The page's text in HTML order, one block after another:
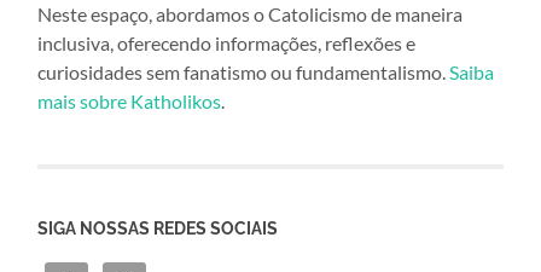
Neste espaço, abordamos o Catolicismo de maneira
inclusiva, oferecendo informações, reflexões e
curiosidades sem fanatismo ou fundamentalismo.Saiba
mais sobre Katholikos.
SIGA NOSSAS REDES SOCIAIS